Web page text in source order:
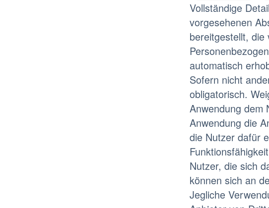
Vollständige
vorgesehenen
bereitgestellt,
automatisch
Sofern nicht
obligatorisch.
Anwendung dem
Anwendung die
die Nutzer dafür
Nutzer, die sich
können sich an
Jegliche